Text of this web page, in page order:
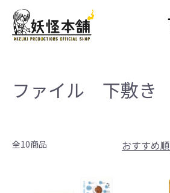
ファイル 下敷き
全10商品 おすすめ順